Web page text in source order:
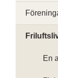
En